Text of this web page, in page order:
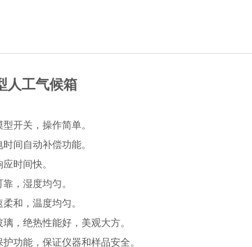
人工气候箱
开关，操作简单。
间自动补偿功能。
时间快。
，湿度均匀。
和，温度均匀。
，绝热性能好，美观大方。
功能，保证仪器和样品安全。